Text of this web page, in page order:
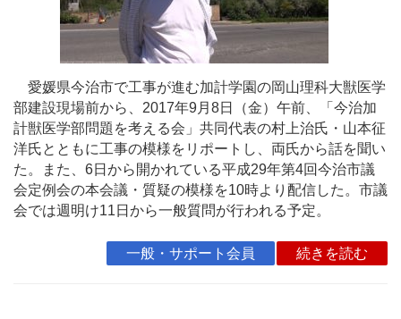
愛媛県今治市で工事が進む加計学園の岡山理科大獣医学
部建設現場前から、2017年9月8日（金）午前、「今治加
計獣医学部問題を考える会」共同代表の村上治氏・山本征
洋氏とともに工事の模様をリポートし、両氏から話を聞い
た。また、6日から開かれている平成29年第4回今治市議
会定例会の本会議・質疑の模様を10時より配信した。市議
会では週明け11日から一般質問が行われる予定。
一般・サポート会員 続きを読む